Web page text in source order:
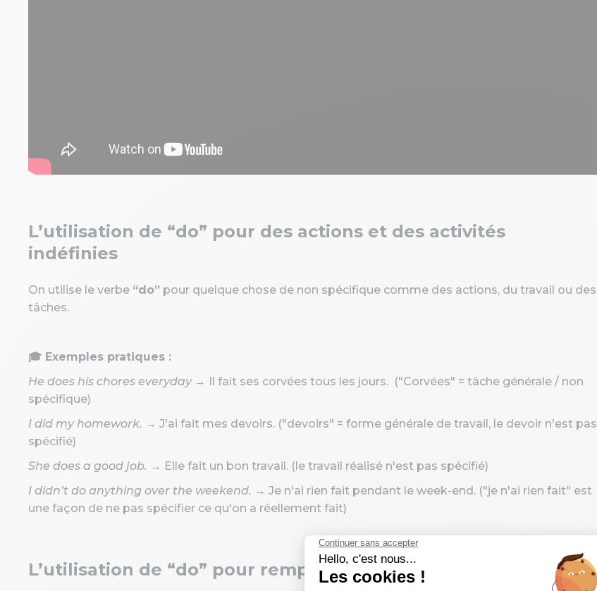
L’utilisation de “do” pour des actions et des activités
indéfinies
On utilise le verbe “do” pour quelque chose de non spécifique comme des actions, du travail ou des
tâches.
🎓 Exemples pratiques :
He does his chores everyday→ Il fait ses corvées tous les jours. ("Corvées" = tâche générale / non
spécifique)
I did my homework. → J'ai fait mes devoirs. ("devoirs" = forme générale de travail, le devoir n'est pas
spécifié)
She does a good job. → Elle fait un bon travail. (le travail réalisé n'est pas spécifié)
I didn’t do anything over the weekend. → Je n'ai rien fait pendant le week-end. ("je n'ai rien fait" est
une façon de ne pas spécifier ce qu'on a réellement fait)
L’utilisation de “do” pour remplacer un verbe